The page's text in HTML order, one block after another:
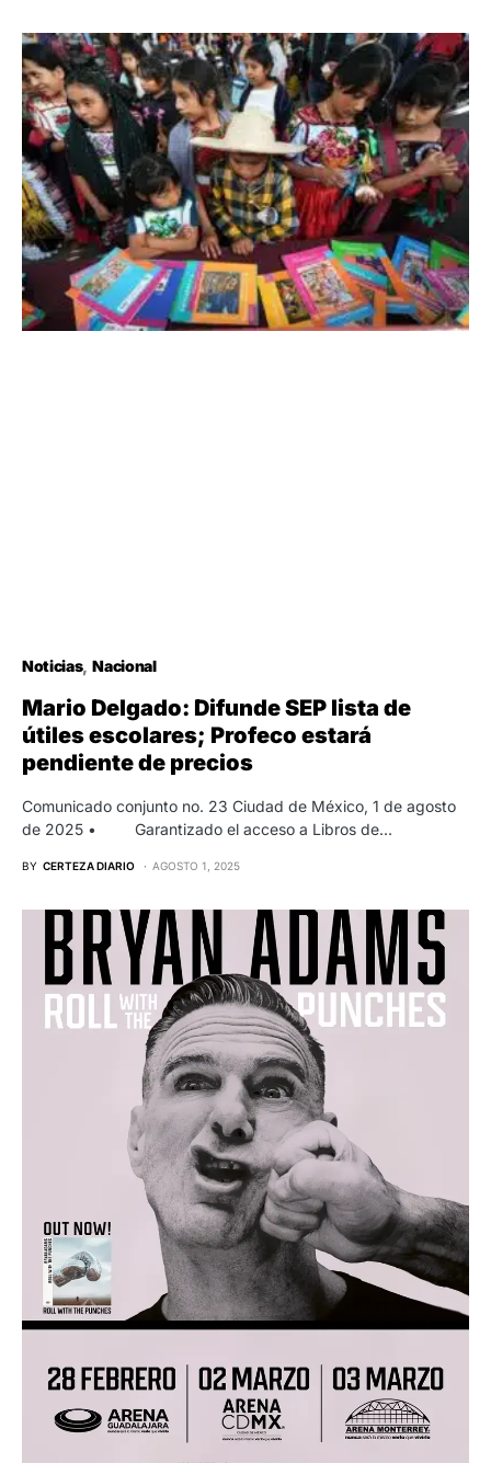
Noticias Nacional
Mario Delgado: Difunde SEP lista de
útiles escolares; Profeco estará
pendiente de precios
Comunicado conjunto no. 23 Ciudad de México, 1 de agosto
de 2025 • Garantizado el acceso a Libros de…
BY CERTEZA DIARIO AGOSTO 1, 2025